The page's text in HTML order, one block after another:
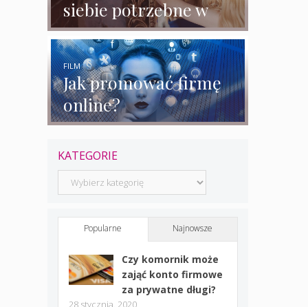
siebie potrzebne w
biznesie?
Jak promować firmę
online?
FILM
KATEGORIE
Kategorie
Popularne Najnowsze
Czy komornik może
zająć konto firmowe
za prywatne długi?